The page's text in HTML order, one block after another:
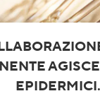
EPIDERMICI.